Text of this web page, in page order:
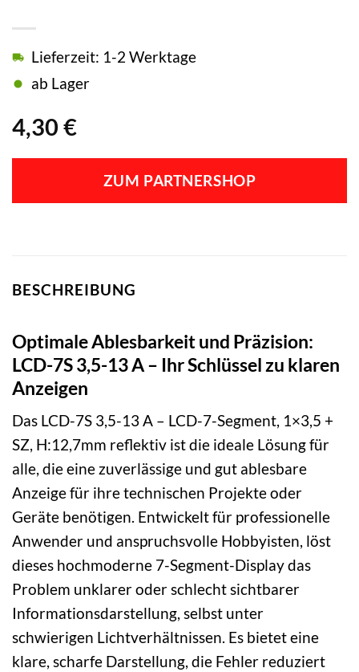
4,30 €
Lieferzeit: 1-2 Werktage
ab Lager
ZUM PARTNERSHOP
BESCHREIBUNG
Optimale Ablesbarkeit und Präzision:
LCD-7S 3,5-13 A – Ihr Schlüssel zu klaren
Anzeigen
Das LCD-7S 3,5-13 A – LCD-7-Segment, 1×3,5 +
SZ, H:12,7mm reflektiv ist die ideale Lösung für
alle, die eine zuverlässige und gut ablesbare
Anzeige für ihre technischen Projekte oder
Geräte benötigen. Entwickelt für professionelle
Anwender und anspruchsvolle Hobbyisten, löst
dieses hochmoderne 7-Segment-Display das
Problem unklarer oder schlecht sichtbarer
Informationsdarstellung, selbst unter
schwierigen Lichtverhältnissen. Es bietet eine
klare, scharfe Darstellung, die Fehler reduziert